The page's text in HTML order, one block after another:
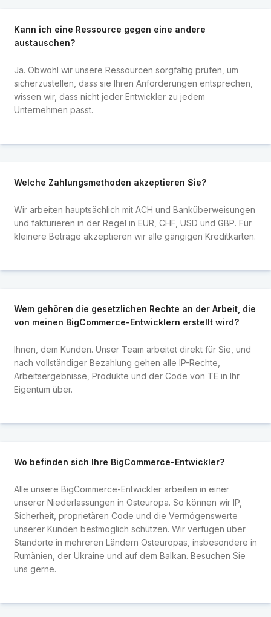
Kann ich eine Ressource gegen eine andere
austauschen?
Ja. Obwohl wir unsere Ressourcen sorgfältig prüfen, um
sicherzustellen, dass sie Ihren Anforderungen entsprechen,
wissen wir, dass nicht jeder Entwickler zu jedem
Unternehmen passt.
Welche Zahlungsmethoden akzeptieren Sie?
Wir arbeiten hauptsächlich mit ACH und Banküberweisungen
und fakturieren in der Regel in EUR, CHF, USD und GBP. Für
kleinere Beträge akzeptieren wir alle gängigen Kreditkarten.
Wem gehören die gesetzlichen Rechte an der Arbeit, die
von meinen BigCommerce-Entwicklern erstellt wird?
Ihnen, dem Kunden. Unser Team arbeitet direkt für Sie, und
nach vollständiger Bezahlung gehen alle IP-Rechte,
Arbeitsergebnisse, Produkte und der Code von TE in Ihr
Eigentum über.
Wo befinden sich Ihre BigCommerce-Entwickler?
Alle unsere BigCommerce-Entwickler arbeiten in einer
unserer Niederlassungen in Osteuropa. So können wir IP,
Sicherheit, proprietären Code und die Vermögenswerte
unserer Kunden bestmöglich schützen. Wir verfügen über
Standorte in mehreren Ländern Osteuropas, insbesondere in
Rumänien, der Ukraine und auf dem Balkan. Besuchen Sie
uns gerne.